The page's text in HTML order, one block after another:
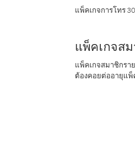
แพ็คเกจการโทร
แพ็คเกจส
แพ็คเกจสมาชิกรา
ต้องคอยต่ออายุแ